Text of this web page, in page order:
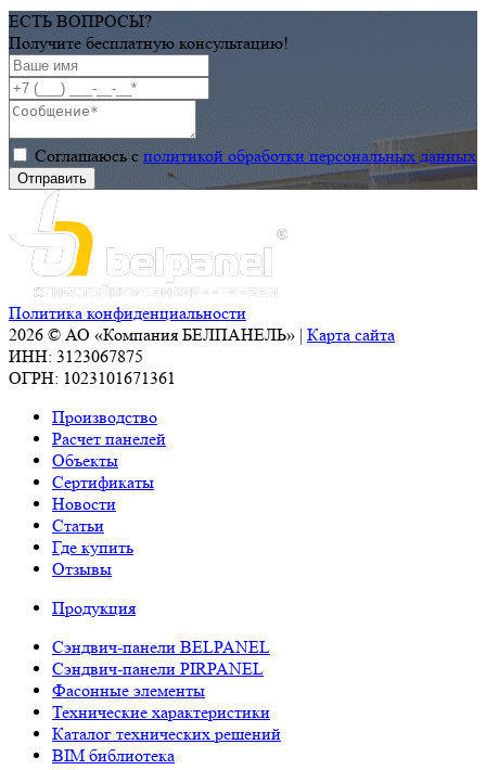
–
казахстанского
ЕСТЬ ВОПРОСЫ?
Получите бесплатную консультацию!
Соглашаюсь с политикой обработки персональных данных
Политика конфиденциальности
2026 © АО «Компания БЕЛПАНЕЛЬ» | Карта сайта
ИНН: 3123067875
ОГРН: 1023101671361
Производство
Расчет панелей
Объекты
Сертификаты
Новости
Статьи
Где купить
Отзывы
Продукция
Сэндвич-панели BELPANEL
Сэндвич-панели PIRPANEL
Фасонные элементы
Технические характеристики
Каталог технических решений
BIM библиотека